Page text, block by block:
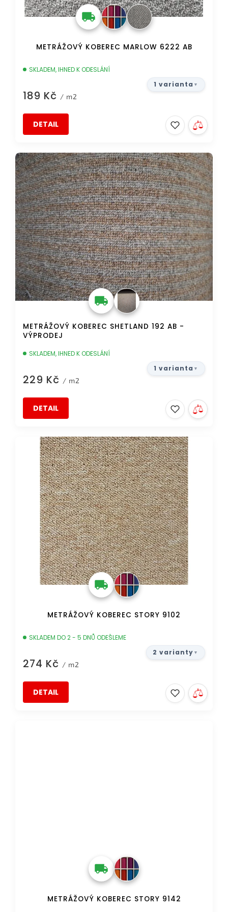
METRÁŽOVÝ KOBEREC MARLOW 6222 AB
SKLADEM, IHNED K ODESLÁNÍ
189 Kč / m2
DETAIL
1 varianta
AKCE
METRÁŽOVÝ KOBEREC SHETLAND 192 AB -
VÝPRODEJ
SKLADEM, IHNED K ODESLÁNÍ
229 Kč / m2
DETAIL
1 varianta
METRÁŽOVÝ KOBEREC STORY 9102
SKLADEM DO 2 - 5 DNŮ ODEŠLEME
274 Kč / m2
DETAIL
2 varianty
METRÁŽOVÝ KOBEREC STORY 9142